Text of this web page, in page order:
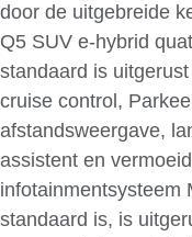
door de uitgebreide
Q5 SUV e-hybrid
standaard is
cruise control,
afstandsweergave,
assistent en
infotainmentsysteem
standaard is, is